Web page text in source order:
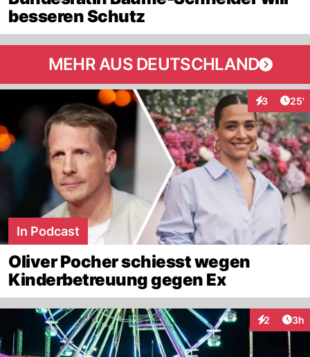
besseren Schutz
MEHR AUS DEUTSCHLAND
3 25'
In Podcast
Oliver Pocher schiesst wegen
Kinderbetreuung gegen Ex
2 3h